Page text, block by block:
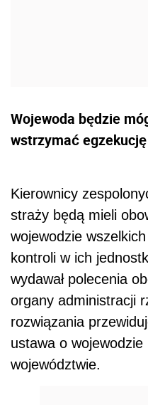
Wojewoda będzie
wstrzymać
Kierownicy
straży będą mieli
wojewodzie
kontroli w ich
wydawał polecenia
organy administracji
rozwiązania
ustawa o
województwie.